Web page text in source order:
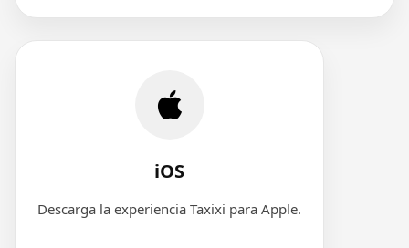
iOS
Descarga la experiencia Taxixi para Apple.